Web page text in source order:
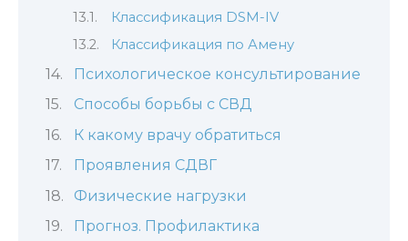
Классификация DSM-IV
Классификация по Амену
Психологическое консультирование
Способы борьбы с СВД
К какому врачу обратиться
Проявления СДВГ
Физические нагрузки
Прогноз. Профилактика